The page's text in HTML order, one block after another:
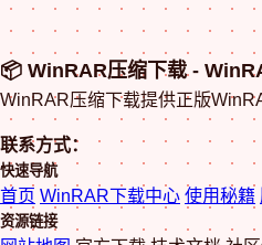
📦 WinRAR压缩下载 -
WinRAR压缩下载提供正版
联系方式：
快速导航
首页 WinRAR下载中心 使用秘籍
资源链接